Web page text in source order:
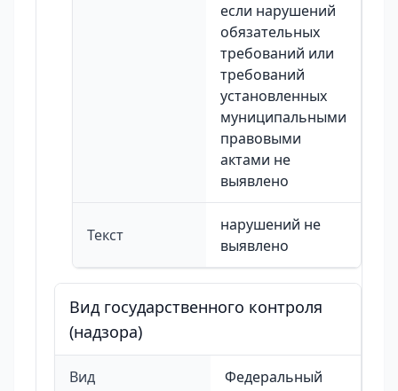
если нарушений
обязательных
требований или
требований
установленных
муниципальными
правовыми
актами не
выявлено
Текст
нарушений не
выявлено
Вид государственного контроля
(надзора)
Вид
Федеральный